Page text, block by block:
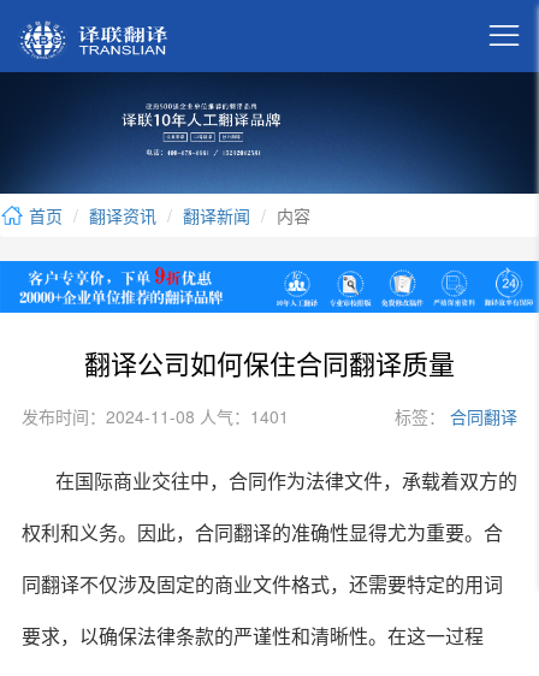

首页 翻译资讯 翻译新闻 内容
翻译公司如何保住合同翻译质量
发布时间：2024-11-08 人气：1401 标签： 合同翻译
在国际商业交往中，合同作为法律文件，承载着双方的
权利和义务。因此，合同翻译的准确性显得尤为重要。合
同翻译不仅涉及固定的商业文件格式，还需要特定的用词
要求，以确保法律条款的严谨性和清晰性。在这一过程